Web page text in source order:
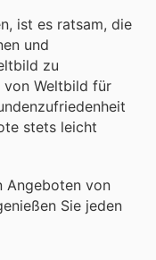
ist es ratsam, die
und
zu
von Weltbild für
stets leicht
Angeboten von
Sie jeden